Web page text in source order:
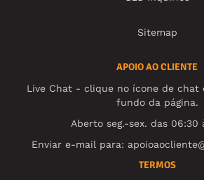
Sitemap
APOIO AO CLIENTE
Live Chat - clique no ícone de chat
fundo da página.
Aberto seg.-sex. das 06:30
Enviar e-mail para:
TERMOS